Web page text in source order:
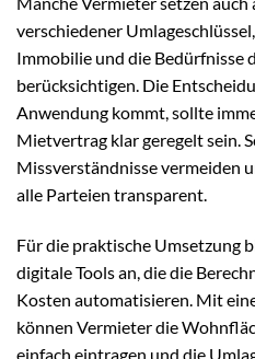
verschiedener
Immobilie und die Bedürfnisse
berücksichtigen. Die
Anwendung kommt, sollte
Mietvertrag klar geregelt sein.
Missverständnisse vermeiden
alle Parteien transparent.
Für die praktische Umsetzung
digitale Tools an, die die
Kosten automatisieren. Mit
können Vermieter die
einfach eintragen und die